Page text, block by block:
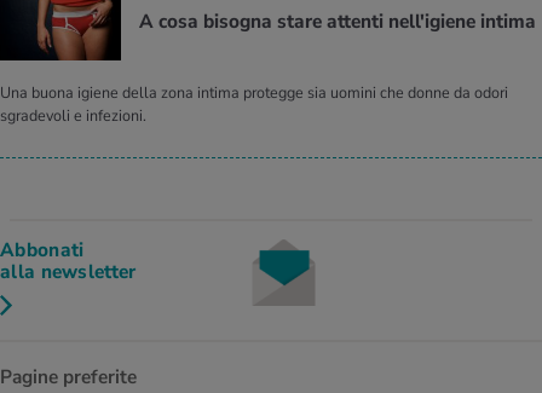
A cosa bisogna stare attenti nell'igiene intima
Una buona igiene della zona intima protegge sia uomini che donne da odori
sgradevoli e infezioni.
Abbonati
alla newsletter
Pagine preferite